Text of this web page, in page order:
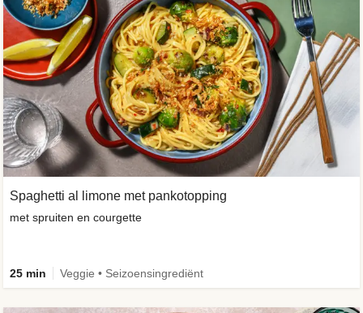
Spaghetti al limone met pankotopping
met spruiten en courgette
25 min Veggie • Seizoensingrediënt